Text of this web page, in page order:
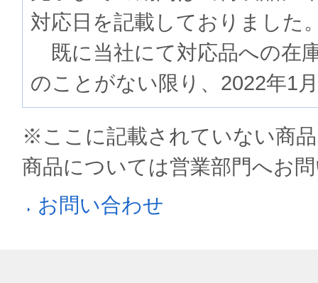
対応日を記載しておりました
既に当社にて対応品への在
のことがない限り、2022年1
※ここに記載されていない商
商品については営業部門へお
お問い合わせ